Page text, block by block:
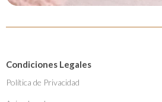
Condiciones Legales
Política de Privacidad